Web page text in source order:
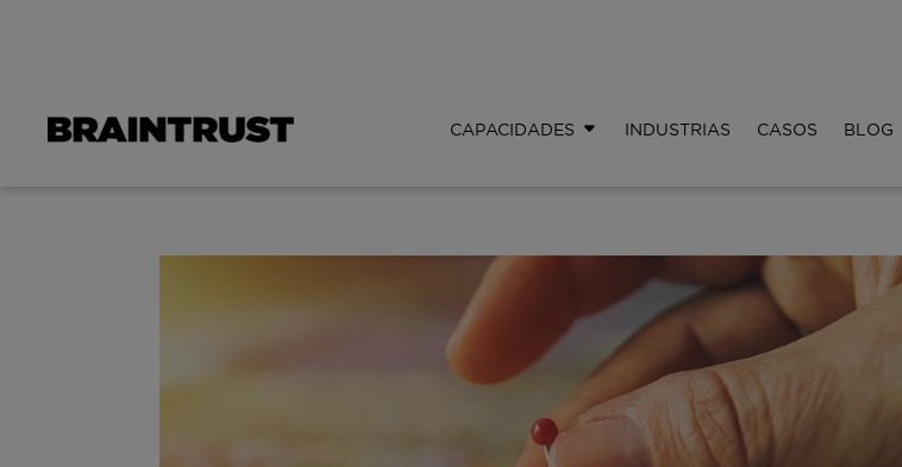
CAPACIDADES INDUSTRIAS CASOS BLOG